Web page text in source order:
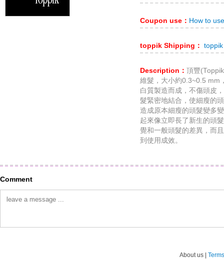
Coupon use： How to
toppik Shipping：
Description： 頂豐
維髮，大小約0.3~0.5 mm
白質製造而成，不傷頭皮
髮緊密地結合，使細瘦的
造成原本細瘦的頭髮變多
起來像立即長了新生的頭
覺和一般頭髮的差異，而
到使用成效。
Comment
About us |